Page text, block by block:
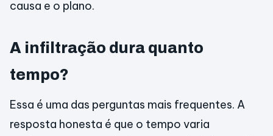
causa e o plano.
A infiltração dura quanto
tempo?
Essa é uma das perguntas mais frequentes. A
resposta honesta é que o tempo varia